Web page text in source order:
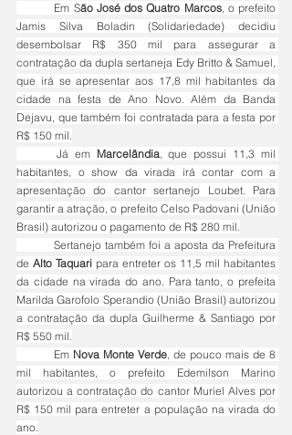
	Em S
ão José dos Quatro Marcos, o prefeito
Jamis Silva Boladin (Solidariedade) decidiu
desembolsar R$ 350 mil para assegurar a
contratação da dupla sertaneja Edy Britto & Samuel,
que irá se apresentar aos 17,8 mil habitantes da
cidade na festa de Ano Novo. Além da Banda
Dejavu, que também foi contratada para a festa por
R$ 150 mil.
	Já em
Marcelândia, que possui 11,3 mil
habitantes, o show da virada irá contar com a
apresentação do cantor sertanejo Loubet. Para
garantir a atração, o prefeito Celso Padovani (União
Brasil) autorizou o pagamento de R$ 280 mil.
de Alto Taquari para entreter os 11,5 mil habitantes
da cidade na virada do ano. Para tanto, o prefeita
Marilda Garofolo Sperandio (União Brasil) autorizou
a contratação da dupla Guilherme & Santiago por
R$ 550 mil.
	Em
Nova Monte Verde, de pouco mais de 8
mil habitantes, o prefeito Edemilson Marino
autorizou a contratação do cantor Muriel Alves por
R$ 150 mil para entreter a população na virada do
ano.